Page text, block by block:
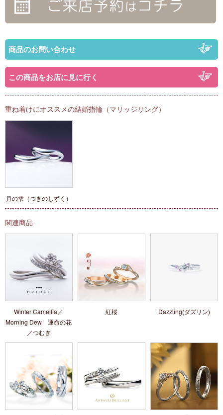
商品のお問い合わせ
この商品をお店に見に行く
重ね着けにオススメの結婚指輪（マリッジリング）
月の雫（つきのしずく）
関連商品
Winter Camellia／
Morning Dew 運命の花
／つむぎ
紅桜 Dazzling(ダズリン)